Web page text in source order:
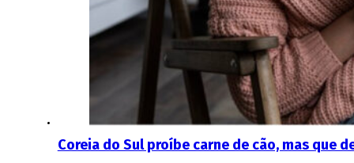
Coreia do Sul proíbe carne de cão, mas que